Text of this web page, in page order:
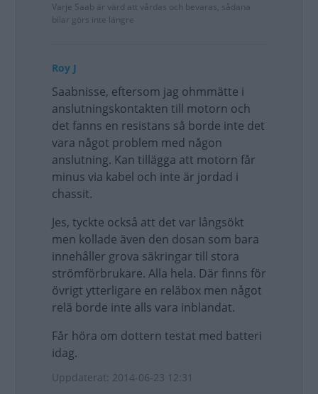
Varje Saab är värd att vårdas och bevaras, sådana
bilar görs inte längre
Roy J
Saabnisse, eftersom jag ohmmätte i
anslutningskontakten till motorn och
det fanns en resistans så borde inte det
vara något problem med någon
anslutning. Kan tillägga att motorn får
minus via kabel och inte är jordad i
chassit.
Jes, tyckte också att det var långsökt
men kollade även den dosan som bara
innehåller grova säkringar till stora
strömförbrukare. Alla hela. Där finns för
övrigt ytterligare en reläbox men något
relä borde inte alls vara inblandat.
Får höra om dottern testat med batteri
idag.
Uppdaterat: 2014-06-23 12:31